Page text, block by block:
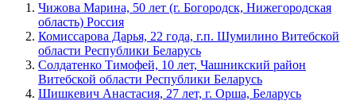
Чижова Марина, 50 лет (г. Богородск, Нижегородская
область) Россия
Комиссарова Дарья, 22 года, г.п. Шумилино Витебской
области Республики Беларусь
Солдатенко Тимофей, 10 лет, Чашникский район
Витебской области Республики Беларусь
Шишкевич Анастасия, 27 лет, г. Орша, Беларусь